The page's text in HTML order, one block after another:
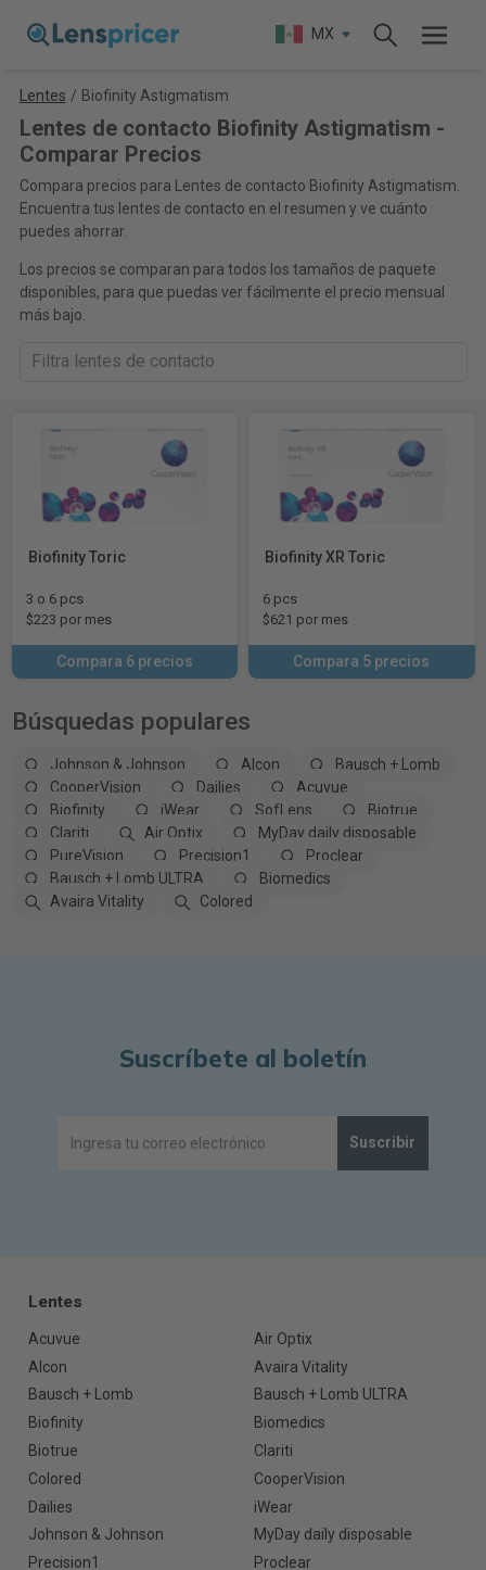
MX
Lentes / Biofinity Astigmatism
Lentes de contacto Biofinity Astigmatism -
Comparar Precios
Compara precios para Lentes de contacto Biofinity Astigmatism.
Encuentra tus lentes de contacto en el resumen y ve cuánto
puedes ahorrar.
Los precios se comparan para todos los tamaños de paquete
disponibles, para que puedas ver fácilmente el precio mensual
más bajo.
Biofinity Toric
3 o 6 pcs
$223 por mes
Compara 6 precios
Biofinity XR Toric
6 pcs
$621 por mes
Compara 5 precios
Búsquedas populares
Johnson & Johnson Alcon
Bausch + Lomb
CooperVision
Dailies
Acuvue
Biofinity
iWear SofLens
Biotrue
Clariti
Air Optix
MyDay daily disposable
PureVision
Precision1
Proclear
Bausch + Lomb ULTRA
Biomedics
Avaira Vitality
Colored
Suscríbete al boletín
Suscribir
Lentes
Acuvue
Air Optix
Alcon
Avaira Vitality
Bausch + Lomb
Bausch + Lomb ULTRA
Biofinity
Biomedics
Biotrue
Clariti
Colored
CooperVision
Dailies
iWear
Johnson & Johnson
MyDay daily disposable
Precision1
Proclear